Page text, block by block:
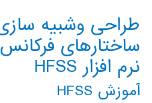
طراحی وشبیه
ساختارهای
نرم افزار HFSS
آموزش HFSS